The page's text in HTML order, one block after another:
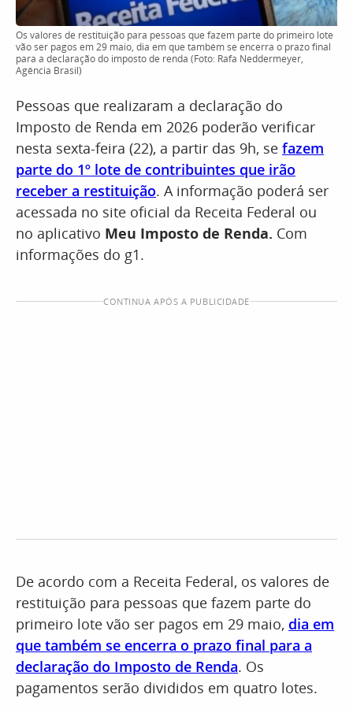
Os valores de restituição para pessoas que fazem parte do primeiro lote
vão ser pagos em 29 maio, dia em que também se encerra o prazo final
para a declaração do imposto de renda (Foto: Rafa Neddermeyer,
Agência Brasil)
Pessoas que realizaram a declaração do
Imposto de Renda em 2026 poderão verificar
nesta sexta-feira (22), a partir das 9h, se fazem
parte do 1º lote de contribuintes que irão
receber a restituição. A informação poderá ser
acessada no site oficial da Receita Federal ou
no aplicativo Meu Imposto de Renda. Com
informações do g1.
CONTINUA APÓS A PUBLICIDADE
De acordo com a Receita Federal, os valores de
restituição para pessoas que fazem parte do
primeiro lote vão ser pagos em 29 maio, dia em
que também se encerra o prazo final para a
declaração do Imposto de Renda. Os
pagamentos serão divididos em quatro lotes.